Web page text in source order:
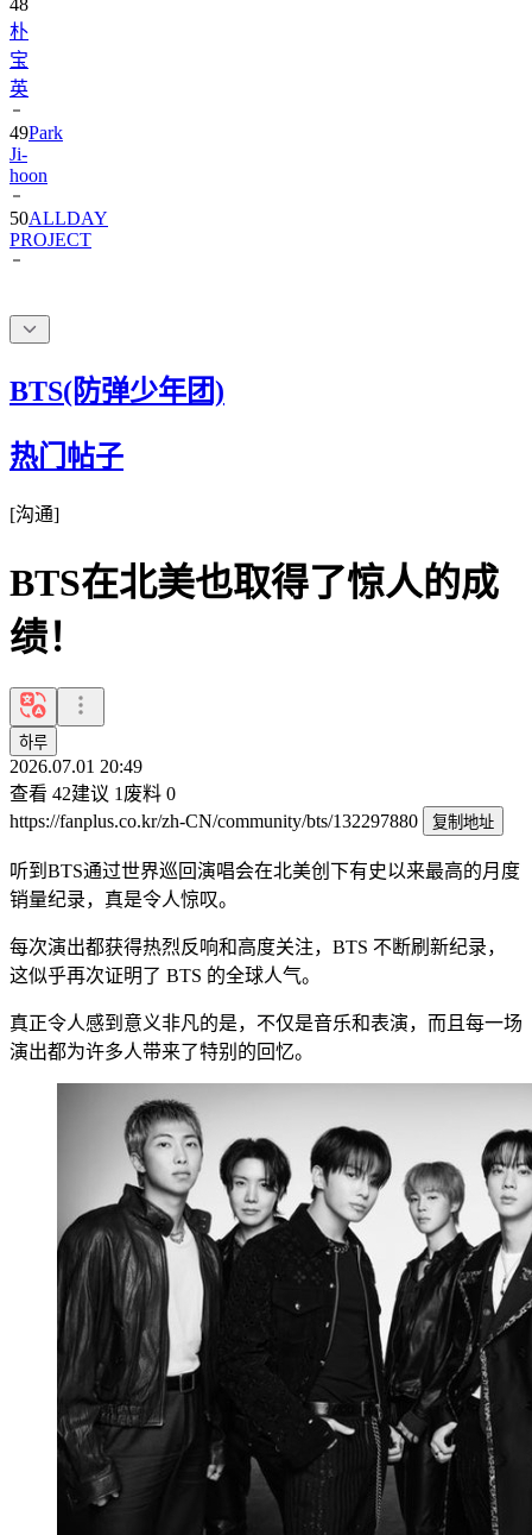
宝
英
49
Ji-
hoon
50ALLDAY
PROJECT
BTS(防弹少年团)
热门帖子
[沟通]
BTS在北美也取得了惊人的成
绩！
하루
2026.07.01 20:49
查看 42建议 1 废料 0
https://fanplus.co.kr/zh-CN/community/bts/132297880
复制地址
听到BTS通过世界巡回演唱会在北美创下有史以来最高的月度
销量纪录，真是令人惊叹。
每次演出都获得热烈反响和高度关注，BTS 不断刷新纪录，
这似乎再次证明了 BTS 的全球人气。
真正令人感到意义非凡的是，不仅是音乐和表演，而且每一场
演出都为许多人带来了特别的回忆。